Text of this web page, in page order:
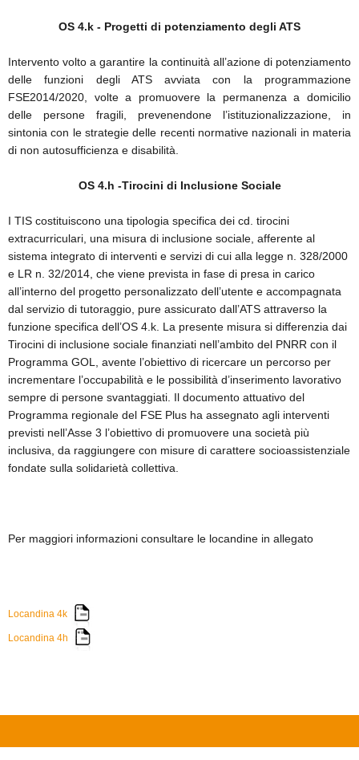
OS 4.k - Progetti di potenziamento degli ATS
Intervento volto a garantire la continuità all’azione di potenziamento
delle funzioni degli ATS avviata con la programmazione
FSE2014/2020, volte a promuovere la permanenza a domicilio
delle persone fragili, prevenendone l’istituzionalizzazione, in
sintonia con le strategie delle recenti normative nazionali in materia
di non autosufficienza e disabilità.
OS 4.h -Tirocini di Inclusione Sociale
I TIS costituiscono una tipologia specifica dei cd. tirocini
extracurriculari, una misura di inclusione sociale, afferente al
sistema integrato di interventi e servizi di cui alla legge n. 328/2000
e LR n. 32/2014, che viene prevista in fase di presa in carico
all’interno del progetto personalizzato dell’utente e accompagnata
dal servizio di tutoraggio, pure assicurato dall’ATS attraverso la
funzione specifica dell’OS 4.k. La presente misura si differenzia dai
Tirocini di inclusione sociale finanziati nell’ambito del PNRR con il
Programma GOL, avente l’obiettivo di ricercare un percorso per
incrementare l’occupabilità e le possibilità d’inserimento lavorativo
sempre di persone svantaggiati. Il documento attuativo del
Programma regionale del FSE Plus ha assegnato agli interventi
previsti nell’Asse 3 l’obiettivo di promuovere una società più
inclusiva, da raggiungere con misure di carattere socioassistenziale
fondate sulla solidarietà collettiva.
Per maggiori informazioni consultare le locandine in allegato
Locandina 4k
Locandina 4h